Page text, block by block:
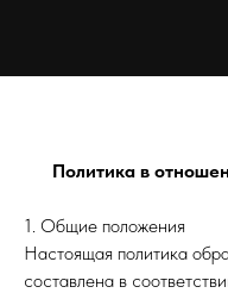
Политика в
1. Общие положения
Настоящая политика
составлена в